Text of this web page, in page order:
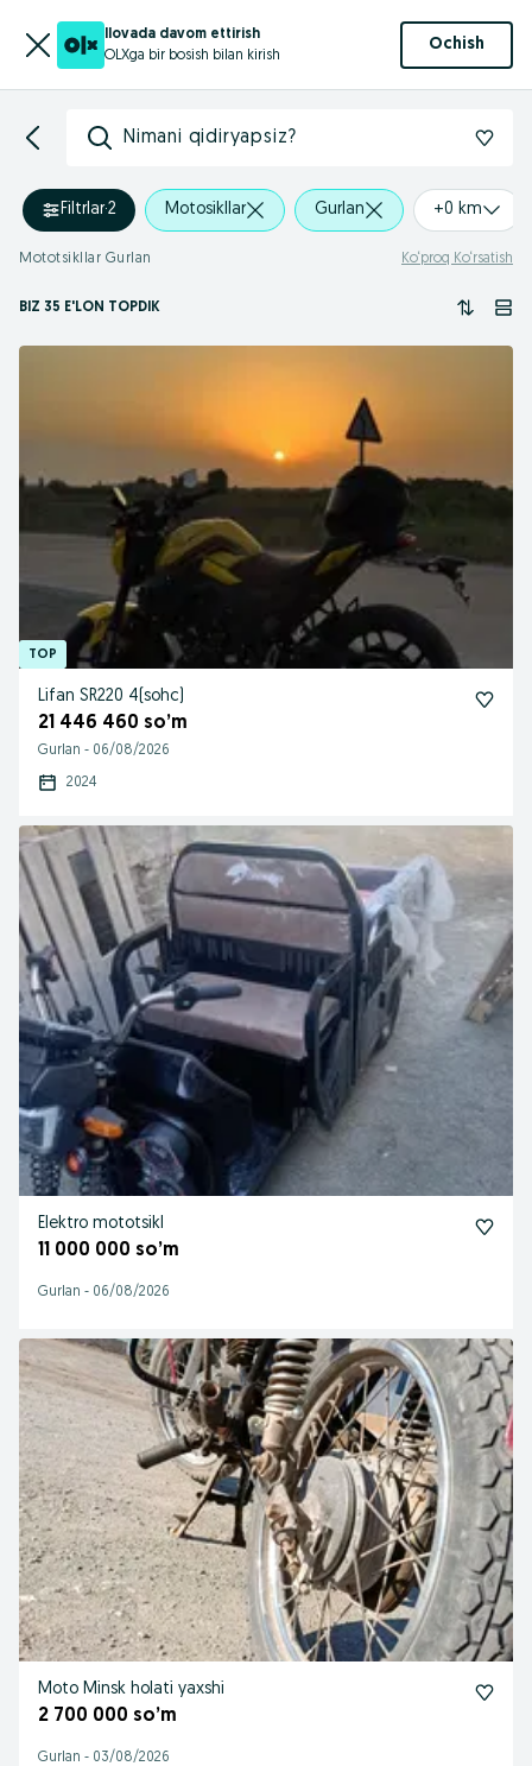
Ilovada davom ettirish
OLXga bir bosish bilan kirish
Ochish
Nimani qidiryapsiz?
Filtrlar·2 Motosikllar Gurlan +0 km
Mototsikllar Gurlan Ko‘proq Ko‘rsatish
BIZ 35 E'LON TOPDIK
Lifan SR220 4(sohc)
21 446 460 so’m
Gurlan - 06/08/2026
2024
Elektro mototsikl
11 000 000 so’m
Gurlan - 06/08/2026
Moto Minsk holati yaxshi
2 700 000 so’m
Gurlan - 03/08/2026